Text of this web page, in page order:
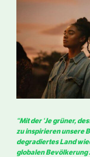
“Mit der ‘Je grüner,
zu inspirieren unsere
degradiertes Land
globalen Bevölkerung